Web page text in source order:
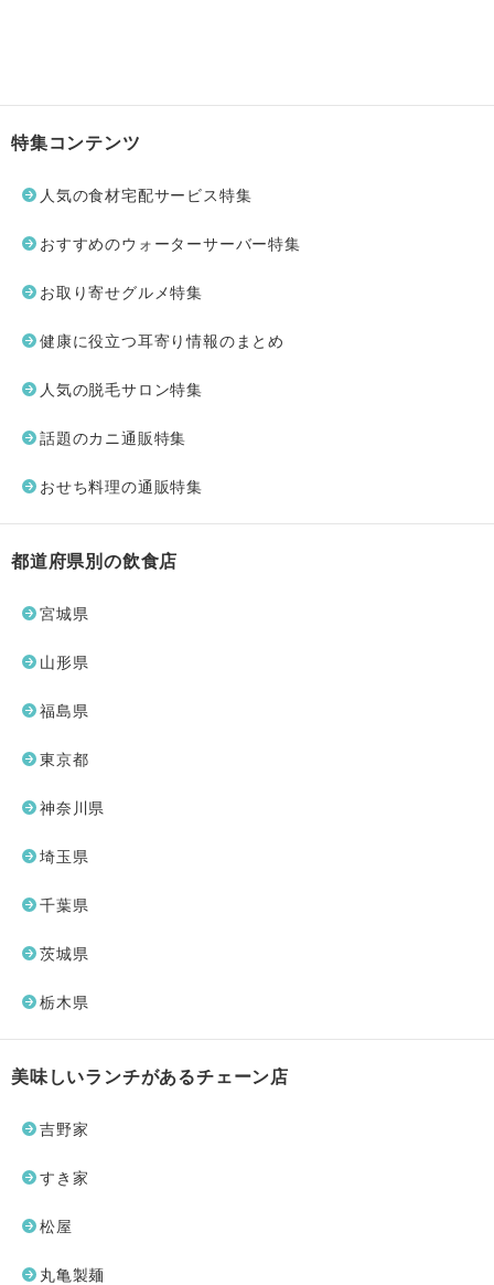
特集コンテンツ
人気の食材宅配サービス特集
おすすめのウォーターサーバー特集
お取り寄せグルメ特集
健康に役立つ耳寄り情報のまとめ
人気の脱毛サロン特集
話題のカニ通販特集
おせち料理の通販特集
都道府県別の飲食店
宮城県
山形県
福島県
東京都
神奈川県
埼玉県
千葉県
茨城県
栃木県
美味しいランチがあるチェーン店
吉野家
すき家
松屋
丸亀製麺